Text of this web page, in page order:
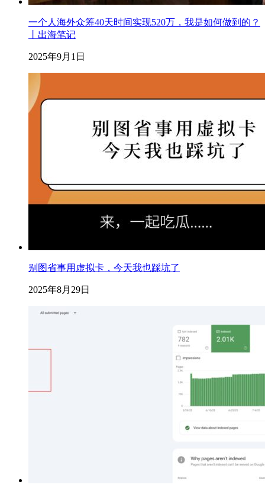
一个人海外众筹40天时间实现520万，我是如何做到的？
丨出海笔记
2025年9月1日
别图省事用虚拟卡，今天我也踩坑了
2025年8月29日